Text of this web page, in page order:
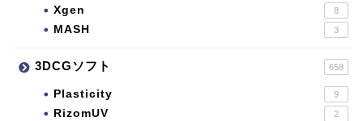
Xgen 8
MASH 3
3DCGソフト 658
Plasticity 9
RizomUV 2